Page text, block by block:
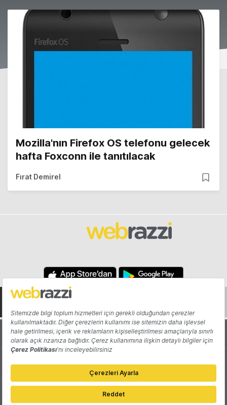
Mozilla'nın Firefox OS telefonu gelecek
hafta Foxconn ile tanıtılacak
Fırat Demirel
Hakkında Yazarlar
Katkıda Bulun Reklam